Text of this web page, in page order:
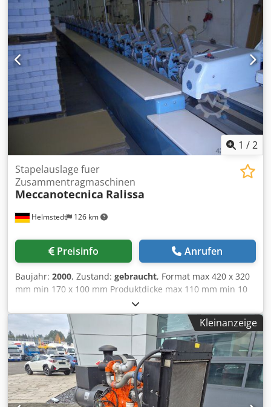
1 /2
Helmstedt 126 km
Stapelauslage fuer
Zusammentragmaschinen
Meccanotecnica Ralissa
Preisinfo Anrufen
Baujahr: 2000, Zustand: gebraucht, Format max 420 x 320
mm min 170 x 100 mm Produktdicke max 110 mm min 10
mm Dcjdpec Rtvujfx Ag Esk Stapelhoehe max 280 mm
Leistung max 7200 c/h
Kleinanzeige